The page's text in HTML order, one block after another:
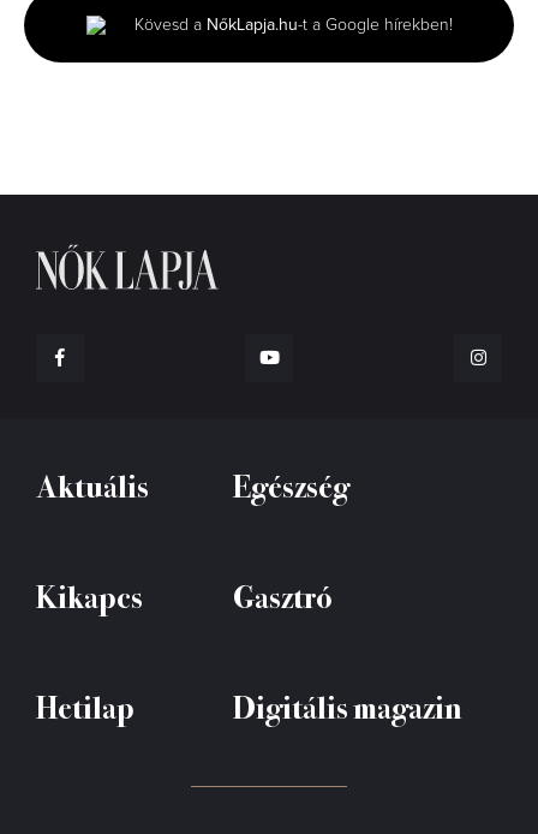
minute,
55
seconds
Kövesd a NőkLapja.hu-t a Google hírekben!
Aktuális Egészség
Kikapcs Gasztró
Hetilap Digitális magazin